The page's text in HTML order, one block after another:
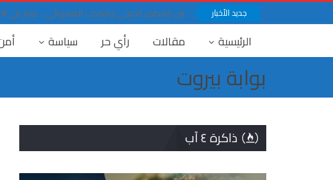
جديد الأخبار بين المطمر الصحي والمكب العشوائي… سرار في
الرئيسية مقالات رأي حر سياسة
بوابة بيروت
ذاكرة ٤ آب